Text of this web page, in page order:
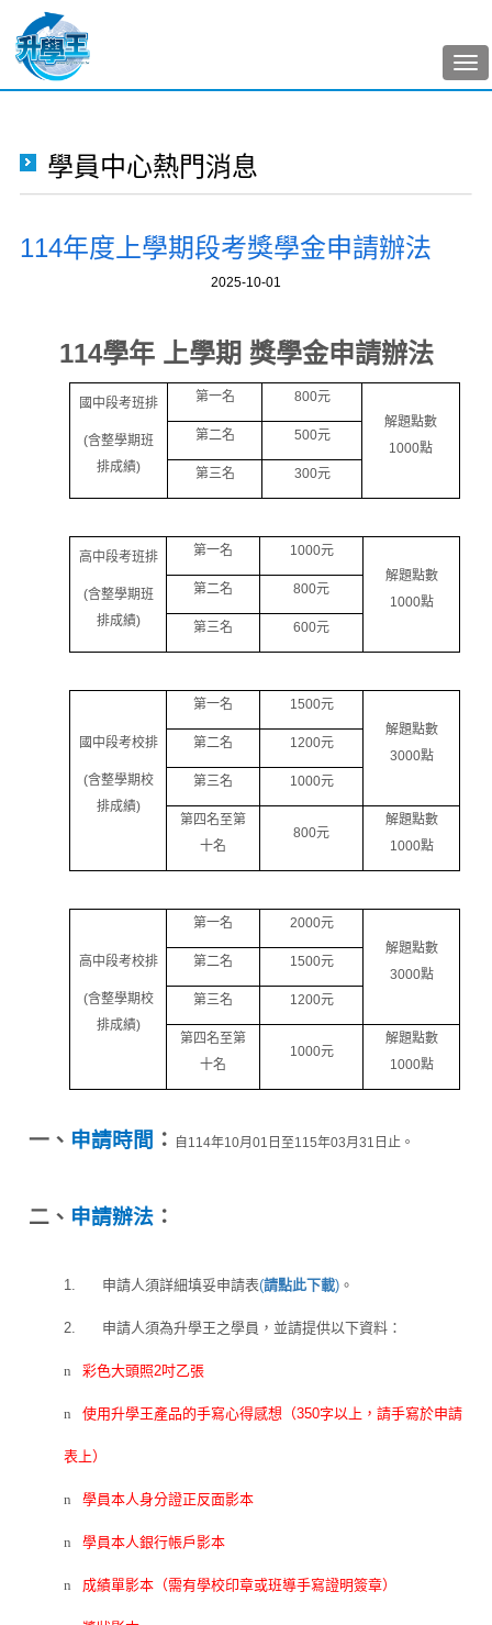
學員中心熱門消息
114年度上學期段考獎學金申請辦法
2025-10-01
114學年 上學期 獎學金申請辦法
國中段考班排
(含整學期班
排成績)
第一名 800元
解題點數
1000點
第二名 500元
第三名 300元
高中段考班排
(含整學期班
排成績)
第一名 1000元
解題點數
1000點
第二名 800元
第三名 600元
國中段考校排
(含整學期校
排成績)
第一名 1500元
解題點數
3000點
第二名 1200元
第三名 1000元
第四名至第
十名
800元
解題點數
1000點
高中段考校排
(含整學期校
排成績)
第一名 2000元
解題點數
3000點
第二名 1500元
第三名 1200元
第四名至第
十名
1000元
解題點數
1000點
一、 申請時間 ： 自 114年10月01 日至115年03月31 日止。
二、 申請辦法：
1. 申請人須詳細填妥申請表(請點此下載)。
2. 申請人須為升學王之學員，並請提供以下資料：
n 彩色大頭照2吋乙張
n 使用升學王產品的手寫心得感想 （350字以上，請手寫於申請
表上）
n 學員本人身分證正反面影本
n 學員本人銀行帳戶影本
n 成績單影本（需有學校印章或班導手寫證明簽章）